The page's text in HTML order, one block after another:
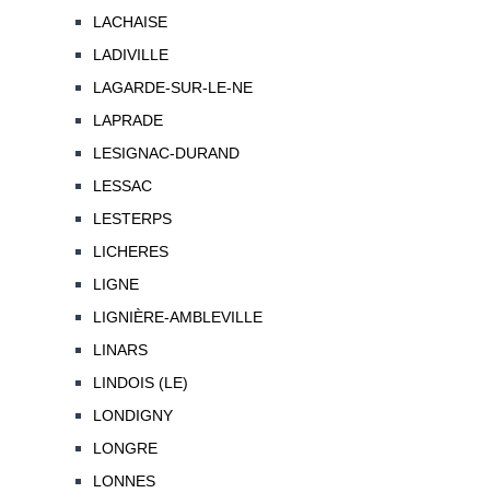
LACHAISE
LADIVILLE
LAGARDE-SUR-LE-NE
LAPRADE
LESIGNAC-DURAND
LESSAC
LESTERPS
LICHERES
LIGNE
LIGNIÈRE-AMBLEVILLE
LINARS
LINDOIS (LE)
LONDIGNY
LONGRE
LONNES